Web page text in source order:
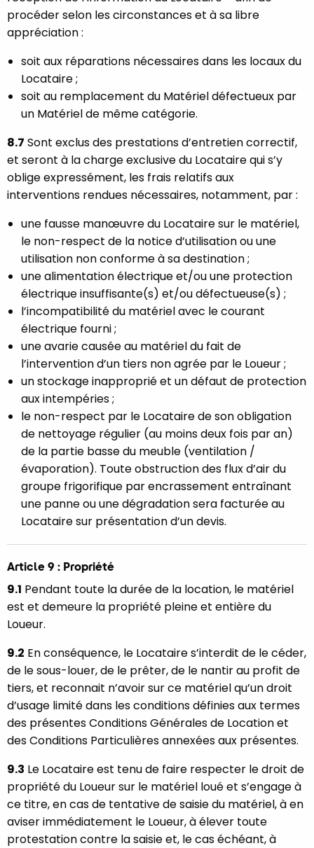
procéder selon les circonstances et à sa libre
appréciation :
soit aux réparations nécessaires dans les locaux du
Locataire ;
soit au remplacement du Matériel défectueux par
un Matériel de même catégorie.
8.7 Sont exclus des prestations d’entretien correctif,
et seront à la charge exclusive du Locataire qui s’y
oblige expressément, les frais relatifs aux
interventions rendues nécessaires, notamment, par :
une fausse manœuvre du Locataire sur le matériel,
le non-respect de la notice d’utilisation ou une
utilisation non conforme à sa destination ;
une alimentation électrique et/ou une protection
électrique insuffisante(s) et/ou défectueuse(s) ;
l’incompatibilité du matériel avec le courant
électrique fourni ;
une avarie causée au matériel du fait de
l’intervention d’un tiers non agrée par le Loueur ;
un stockage inapproprié et un défaut de protection
aux intempéries ;
le non-respect par le Locataire de son obligation
de nettoyage régulier (au moins deux fois par an)
de la partie basse du meuble (ventilation /
évaporation). Toute obstruction des flux d’air du
groupe frigorifique par encrassement entraînant
une panne ou une dégradation sera facturée au
Locataire sur présentation d’un devis.
Article 9 : Propriété
9.1 Pendant toute la durée de la location, le matériel
est et demeure la propriété pleine et entière du
Loueur.
9.2 En conséquence, le Locataire s’interdit de le céder,
de le sous-louer, de le prêter, de le nantir au profit de
tiers, et reconnait n’avoir sur ce matériel qu’un droit
d’usage limité dans les conditions définies aux termes
des présentes Conditions Générales de Location et
des Conditions Particulières annexées aux présentes.
9.3 Le Locataire est tenu de faire respecter le droit de
propriété du Loueur sur le matériel loué et s’engage à
ce titre, en cas de tentative de saisie du matériel, à en
aviser immédiatement le Loueur, à élever toute
protestation contre la saisie et, le cas échéant, à